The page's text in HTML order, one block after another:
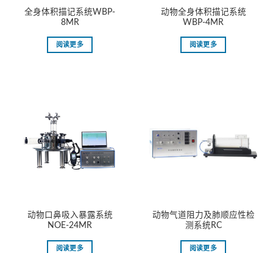
全身体积描记系统WBP-
8MR
阅读更多
动物全身体积描记系统
WBP-4MR
阅读更多
动物口鼻吸入暴露系统
NOE-24MR
阅读更多
动物气道阻力及肺顺应性检
测系统RC
阅读更多